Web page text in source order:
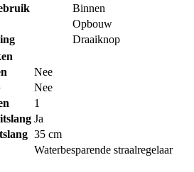
Binnen
Opbouw
Draaiknop
Nee
Nee
1
Ja
35 cm
Waterbesparende straalregelaar